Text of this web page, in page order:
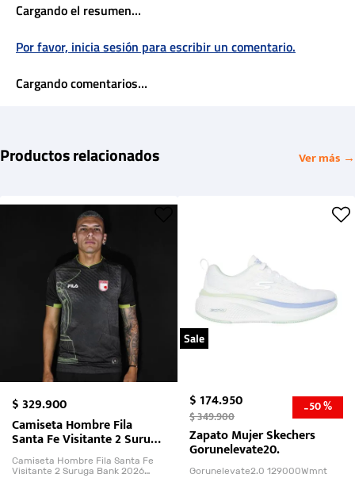
Cargando el resumen…
Por favor, inicia sesión para escribir un comentario.
Cargando comentarios…
Productos relacionados Ver más →
$329.900
Camiseta Hombre Fila
Santa Fe Visitante 2 Suruga
Bank 2026
Camiseta Hombre Fila Santa Fe
Visitante 2 Suruga Bank 2026
Sale
$174.950
$349.900 -50 %
Zapato Mujer Skechers
Gorunelevate20.
Gorunelevate2.0 129000Wmnt